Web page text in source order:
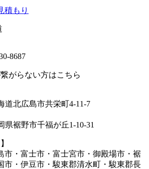
積もり
8687
がらない方はこちら
道北広島市共栄町4-11-7
県裾野市千福が丘1-10-31
市・富士市・富士宮市・御殿場市・裾
市・伊豆市・駿東郡清水町・駿東郡長